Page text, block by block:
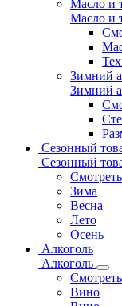
Масло и
Масло и
Зимний
Зимний
Сезонный
Сезонный
Зима
Весна
Лето
Осень
Алкоголь
Алкоголь
Вино